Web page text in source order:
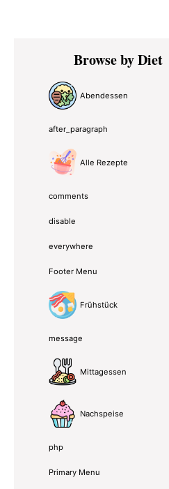
Primary
SidebarBrowse by Diet
Abendessen
after_paragraph
Alle Rezepte
comments
disable
everywhere
Footer Menu
Frühstück
message
Mittagessen
Nachspeise
php
Primary Menu